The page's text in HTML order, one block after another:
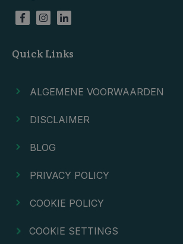
Quick Links
ALGEMENE VOORWAARDEN
DISCLAIMER
BLOG
PRIVACY POLICY
COOKIE POLICY
COOKIE SETTINGS